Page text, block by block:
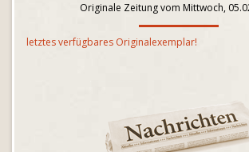
Originale Zeitung vom Mittwoch,
letztes verfügbares Originalexemplar!